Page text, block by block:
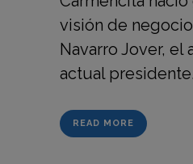
visión de
Navarro Jover, el
actual
READ MORE